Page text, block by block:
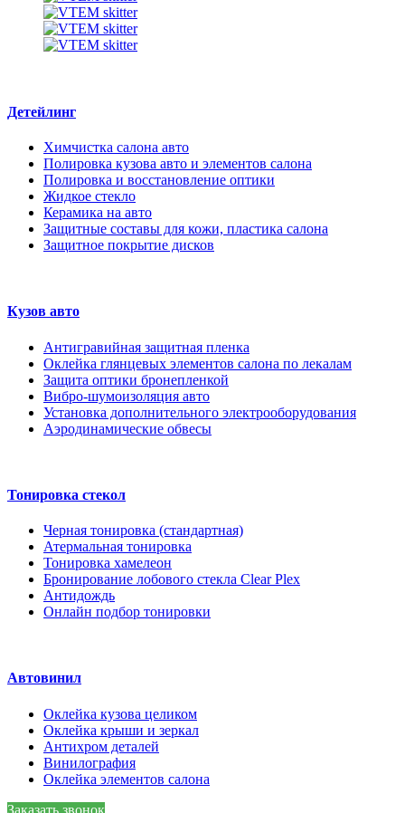
Детейлинг
Химчистка салона авто
Полировка кузова авто и элементов салона
Полировка и восстановление оптики
Жидкое стекло
Керамика на авто
Защитные составы для кожи, пластика салона
Защитное покрытие дисков
Кузов авто
Антигравийная защитная пленка
Оклейка глянцевых элементов салона по лекалам
Защита оптики бронепленкой
Вибро-шумоизоляция авто
Установка дополнительного электрооборудования
Аэродинамические обвесы
Тонировка стекол
Черная тонировка (стандартная)
Атермальная тонировка
Тонировка хамелеон
Бронирование лобового стекла Clear Plex
Антидождь
Онлайн подбор тонировки
Автовинил
Оклейка кузова целиком
Оклейка крыши и зеркал
Антихром деталей
Винилография
Оклейка элементов салона
Заказать звонок